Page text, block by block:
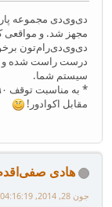
مجهز شد. و
دی‌وی‌دی‌رام‌تون
درست راست شده و
سیستم شما.
مقابل اکوادور!
هادی
جون 28, 2014, 04:16:19 بعد از ظهر